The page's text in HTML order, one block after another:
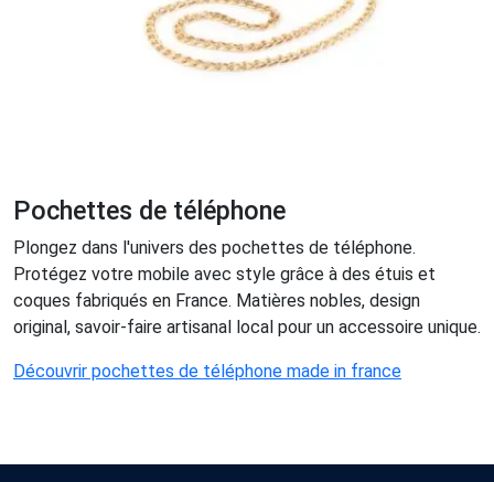
Pochettes de téléphone
Plongez dans l'univers des pochettes de téléphone.
Protégez votre mobile avec style grâce à des étuis et
coques fabriqués en France. Matières nobles, design
original, savoir-faire artisanal local pour un accessoire unique.
Découvrir pochettes de téléphone made in france